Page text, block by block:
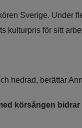
Sverige. Under
kulturpris för sitt
hedrad, berättar
körsången